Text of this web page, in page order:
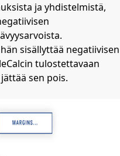
ja yhdistelmistä,
sisällyttää negatiivisen
tulostettavaan
sen pois.